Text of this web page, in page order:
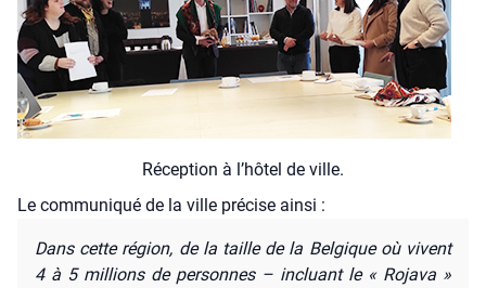
Récep­tion à l’hô­tel de ville.
Le com­mu­ni­qué de la ville pré­cise ain­si :
Dans cette région, de la taille de la Bel­gique où vivent
4 à 5 mil­lions de per­sonnes – incluant le « Roja­va »